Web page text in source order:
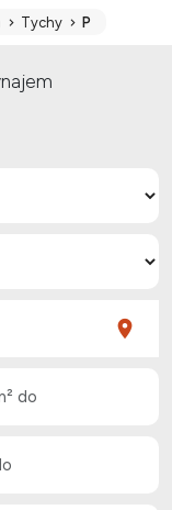
Tychy P